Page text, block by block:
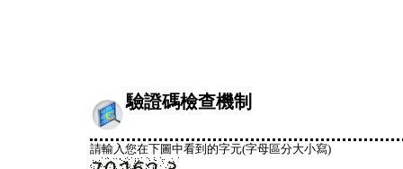
驗證碼檢查機制
請輸入您在下圖中看到的字元(字母區分大小寫)